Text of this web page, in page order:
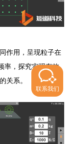
作用，呈现粒子在
率，探究实现有效
关系。
联系我们